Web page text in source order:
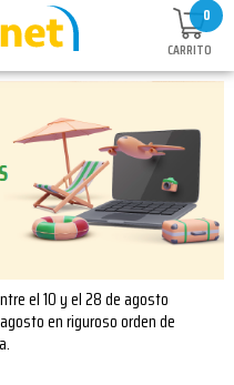
0
CARRITO
el 10 y el 28 de agosto
en riguroso orden de